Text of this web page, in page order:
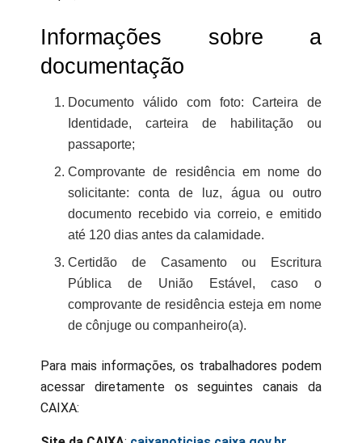
Informações sobre a
documentação
Documento válido com foto: Carteira de
Identidade, carteira de habilitação ou
passaporte;
Comprovante de residência em nome do
solicitante: conta de luz, água ou outro
documento recebido via correio, e emitido
até 120 dias antes da calamidade.
Certidão de Casamento ou Escritura
Pública de União Estável, caso o
comprovante de residência esteja em nome
de cônjuge ou companheiro(a).
Para mais informações, os trabalhadores podem
acessar diretamente os seguintes canais da
CAIXA: